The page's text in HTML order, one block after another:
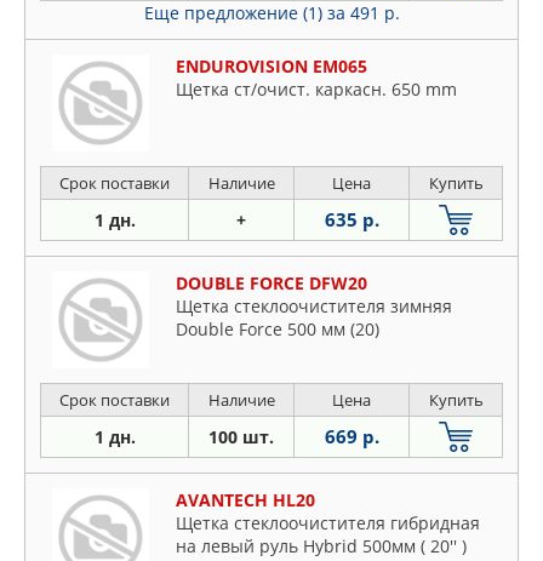
Еще предложение (1) за 491 р.
ENDUROVISION EM065
Щетка ст/очист. каркасн. 650 mm
Срок поставки Наличие Цена Купить
1 дн. + 635 р.
DOUBLE FORCE DFW20
Щетка стеклоочистителя зимняя
Double Force 500 мм (20)
Срок поставки Наличие Цена Купить
1 дн. 100 шт. 669 р.
AVANTECH HL20
Щетка стеклоочистителя гибридная
на левый руль Hybrid 500мм ( 20'' )